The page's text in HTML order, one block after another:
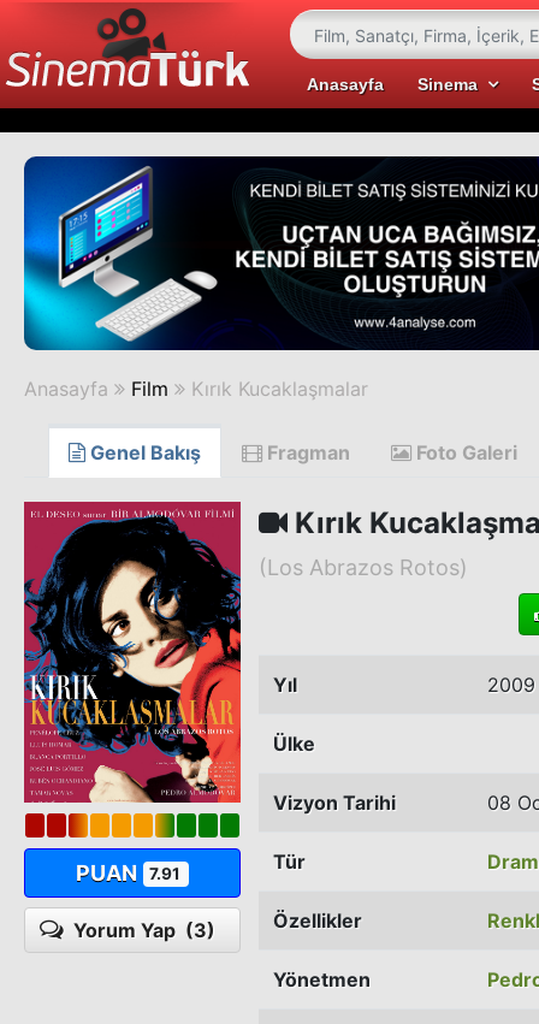
Anasayfa Sinema
Anasayfa Film Kırık Kucaklaşmalar
Genel Bakış Fragman Foto Galeri
PUAN 7.91
Yorum Yap (3)
Kırık
(Los Abrazos Rotos)
Yıl 2009
Ülke
Vizyon Tarihi 08
Tür Dram
Özellikler
Yönetmen